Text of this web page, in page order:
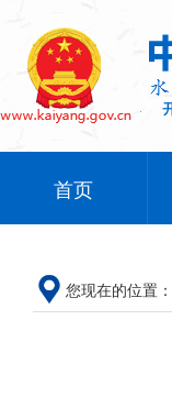
首页
您现在的位置：